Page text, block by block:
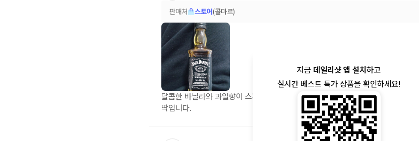
판매처 스토어 (콜마르)
달콤한 바닐라와 과일향이 스파이시하게 퍼지네요~보틀은 사각형이 이뻐요~부
딱입니다.
지금 데일리샷 앱 설치 하고
실시간 베스트 특가 상품을 확인하세요!